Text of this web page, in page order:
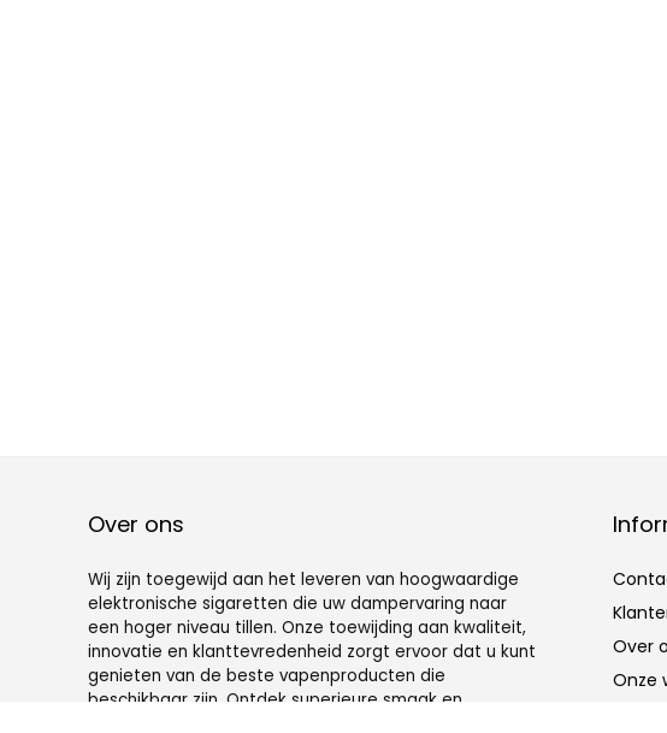
Over ons
Wij zijn toegewijd aan het leveren van hoogwaardige
elektronische sigaretten die uw dampervaring naar
een hoger niveau tillen. Onze toewijding aan kwaliteit,
innovatie en klanttevredenheid zorgt ervoor dat u kunt
genieten van de beste vapenproducten die
beschikbaar zijn. Ontdek superieure smaak en
Over
Onze